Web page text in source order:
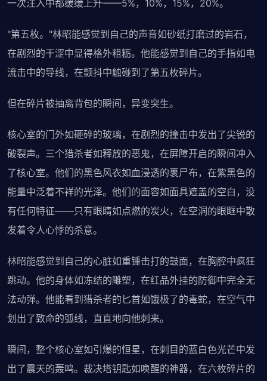
一次注入中都缓缓上升——5%，10%，15%，20%。
"第五枚。"林昭能感觉到自己的声音如砂纸打磨过的岩石，
在剧烈的干涩中显得格外粗粝。他能感觉到自己的手指如电
流击中的导线，在颤抖中触碰到了第五枚碎片。
但在碎片被抽离背包的瞬间，异变突生。
核心室的门外如砸碎的玻璃，在剧烈的撞击中发出了尖锐的
破裂声。三个猎杀者如释放的恶鬼，在屏障开启的瞬间冲入
了核心室。他们的黑色风衣如血浸透的裹尸布，在紫黑色的
能量中泛着不祥的光泽。他们的面容如面具遮盖的空白，没
有任何特征——只有眼睛如点燃的炭火，在空洞的眼眶中散
发着令人心悸的杀意。
林昭能感觉到自己的心脏如重锤击打的鼓面，在胸腔中疯狂
跳动。他的身体如冻结的雕塑，在红品外挂的防御中完全无
法动弹。他能看到猎杀者的匕首如饿极了的毒蛇，在空气中
划出了致命的弧线，直直地向他刺来。
瞬间，整个核心室如引爆的恒星，在刺目的蓝白色光芒中发
出了震天的轰鸣。裁决塔钥匙如唤醒的神器，在六枚碎片的